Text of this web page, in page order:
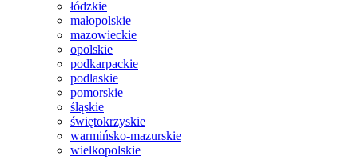
łódzkie
małopolskie
mazowieckie
opolskie
podkarpackie
podlaskie
pomorskie
śląskie
świętokrzyskie
warmińsko-mazurskie
wielkopolskie